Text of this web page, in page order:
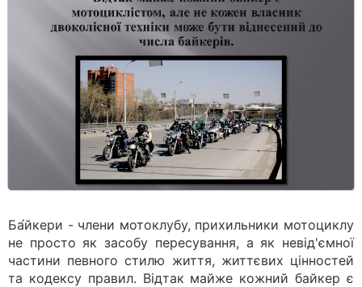
Ба́йкери - члени мотоклубу, прихильники мотоциклу
не просто як засобу пересування, а як невід'ємної
частини певного стилю життя, життєвих цінностей
та кодексу правил. Відтак майже кожний байкер є